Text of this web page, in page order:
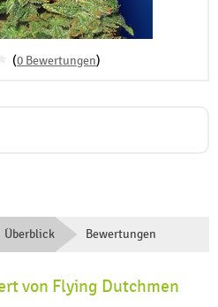
(0 Bewertungen)
Überblick Bewertungen
von Flying Dutchmen